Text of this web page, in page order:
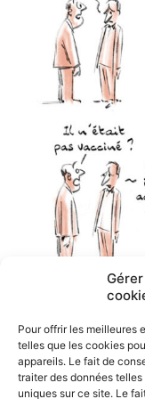
Pour offrir les meilleures
telles que les cookies
appareils. Le fait de
traiter des données
uniques sur ce site. Le